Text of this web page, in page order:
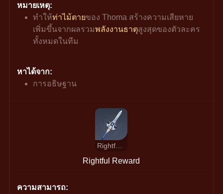
หมายเหตุ:
ทำให้ท่าไม้ตายของ Thoma สร้างความเสียหาย
เพิ่มขึ้นจากผลรวมพลังงานธาตุสูงสุดของตัวละคร
ทั้งหมดในทีม
หาได้จาก:
การอธิษฐาน
Rightful Reward
Rightful Reward
ความสามารถ: